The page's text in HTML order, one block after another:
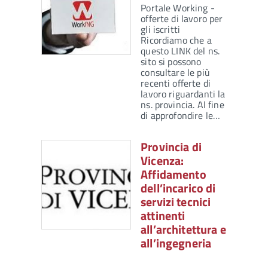
Portale Working -
offerte di lavoro per
gli iscritti
Ricordiamo che a
questo LINK del ns.
sito si possono
consultare le più
recenti offerte di
lavoro riguardanti la
ns. provincia. Al fine
di approfondire le…
Provincia di
Vicenza:
Affidamento
dell’incarico di
servizi tecnici
attinenti
all’architettura e
all’ingegneria